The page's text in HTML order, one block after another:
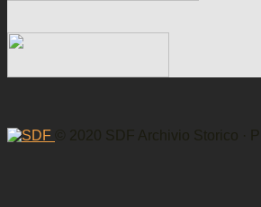
© 2020 SDF Archivio Storico ·